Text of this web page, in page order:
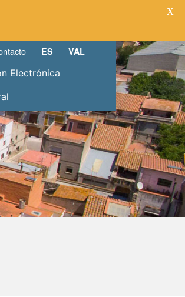
ES
VAL
Electrónica
X